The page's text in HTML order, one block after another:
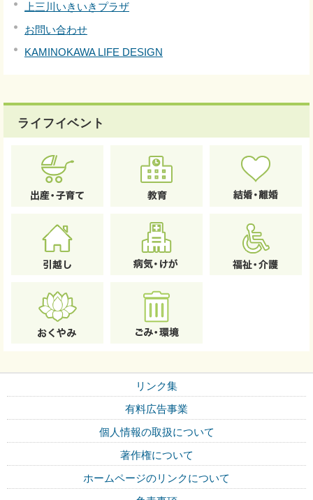
上三川いきいきプラザ
お問い合わせ
KAMINOKAWA LIFE DESIGN
ライフイベント
リンク集
有料広告事業
個人情報の取扱について
著作権について
ホームページのリンクについて